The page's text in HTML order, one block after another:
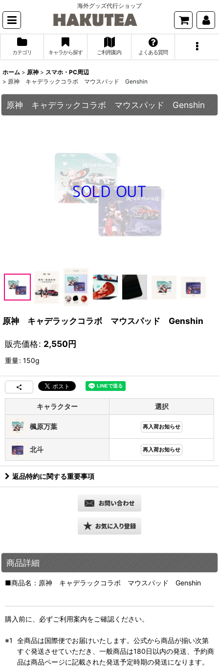
海外グッズ代行ショップ
カテゴリ キャラから探す ご利用案内 よくある質問
ホーム > 原神 > スマホ・PC周辺
> 原神 キャデラックコラボ マウスパッド Genshin
原神 キャデラックコラボ マウスパッド Genshin
原神 キャデラックコラボ マウスパッド Genshin
販売価格: 2,550円
重量: 150g
キャラクター 選択
楓原万葉 再入荷お知らせ
北斗 再入荷お知らせ
返品特約に関する重要事項
商品詳細
■商品名：原神 キャデラックコラボ マウスパッド Genshin
購入前に、必ずご利用案内をご確認ください。
全商品は国際便でお届けいたします。公式から商品が揃い次第
すぐ発送させていただき、一般商品は180日以内の発送、予約商
品は商品ページに記載された発送予定時期の発送になります。